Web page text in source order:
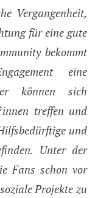
Vergangenheit,
für eine gute
bekommt
eine
können sich
treffen und
und
Unter der
Fans schon vor
Projekte zu